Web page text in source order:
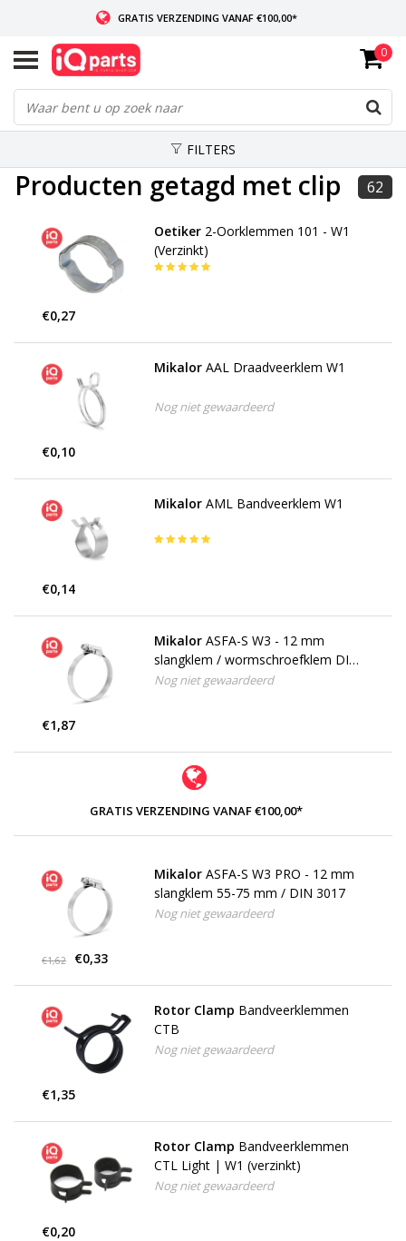
GRATIS VERZENDING VANAF €100,00*
INDIEN VOORRADIG: VOOR 14:00 BESTELD, ZELFDE DAG VERZONDEN
WERELDWIJDE LEVERING
0
FILTERS
Producten getagd met clip 62
Oetiker 2-Oorklemmen 101 - W1
(Verzinkt)
€0,27
Mikalor AAL Draadveerklem W1
Nog niet gewaardeerd
€0,10
Mikalor AML Bandveerklem W1
€0,14
Mikalor ASFA-S W3 - 12 mm
slangklem / wormschroefklem DIN
3017
Nog niet gewaardeerd
€1,87
GRATIS VERZENDING VANAF €100,00*
Mikalor ASFA-S W3 PRO - 12 mm
slangklem 55-75 mm / DIN 3017
Nog niet gewaardeerd
€1,62 €0,33
Rotor Clamp Bandveerklemmen
CTB
Nog niet gewaardeerd
€1,35
Rotor Clamp Bandveerklemmen
CTL Light | W1 (verzinkt)
Nog niet gewaardeerd
€0,20